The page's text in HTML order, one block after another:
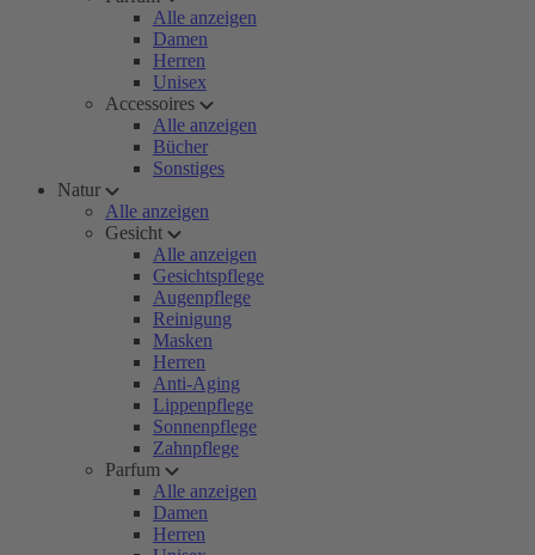
Alle anzeigen
Damen
Herren
Unisex
Accessoires
Alle anzeigen
Bücher
Sonstiges
Natur
Alle anzeigen
Gesicht
Alle anzeigen
Gesichtspflege
Augenpflege
Reinigung
Masken
Herren
Anti-Aging
Lippenpflege
Sonnenpflege
Zahnpflege
Parfum
Alle anzeigen
Damen
Herren